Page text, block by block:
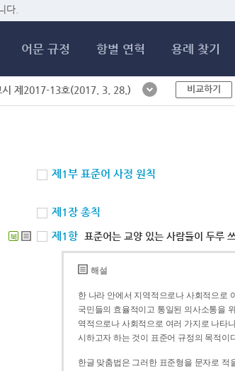
다.
어문 규정 항별 연혁 용례 찾기
시 제2017-13호(2017. 3. 28.) 비교하기
제1부 표준어 사정 원칙
제1장 총칙
북 제1항 표준어는 교양 있는 사람들이 두루
해설
한 나라 안에서 지역적으로나 사회적으로
국민들의 효율적이고 통일된 의사소통을
역적으로나 사회적으로 여러 가지로 나타
시하고자 하는 것이 표준어 규정의 목적이
한글 맞춤법은 그러한 표준형을 문자로 적